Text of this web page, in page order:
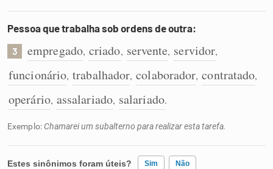
Pessoa que trabalha sob ordens de outra:
3 empregado, criado, servente, servidor,
funcionário, trabalhador, colaborador, contratado,
operário, assalariado, salariado.
Exemplo: Chamarei um subalterno para realizar esta tarefa.
Estes sinônimos foram úteis? Sim Não